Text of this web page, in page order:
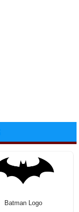
Batman Logo